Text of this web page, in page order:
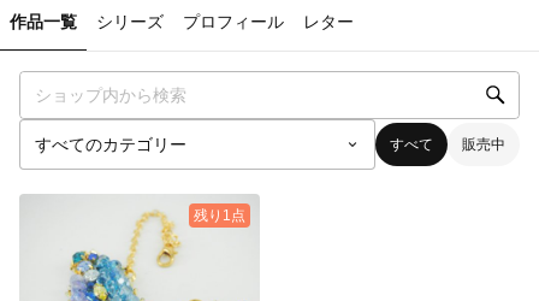
作品一覧 シリーズ プロフィール レター
すべて 販売中
残り1点